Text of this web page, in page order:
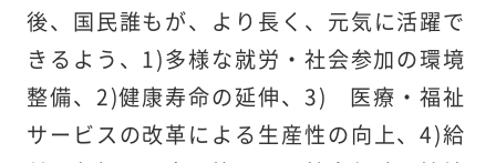
後、国民誰もが、より長く、元気に活躍で
きるよう、1)多様な就労・社会参加の環境
整備、2)健康寿命の延伸、3) 医療・福祉
サービスの改革による生産性の向上、4)給